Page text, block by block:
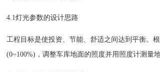
4.1灯光参数的设计思路
工程目标是使投资、节能、舒适之间达到平衡。
(0~100%)，调整车库地面的照度并用照度计测量